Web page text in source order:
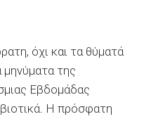
όχι και τα θύματά
μηνύματα της
Εβδομάδας
Η πρόσφατη